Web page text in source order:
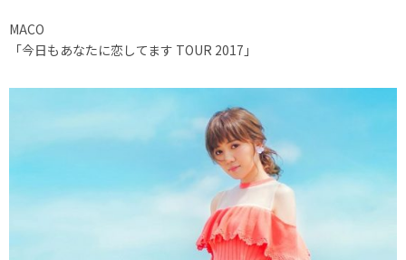
MACO
「今日もあなたに恋してます TOUR 2017」